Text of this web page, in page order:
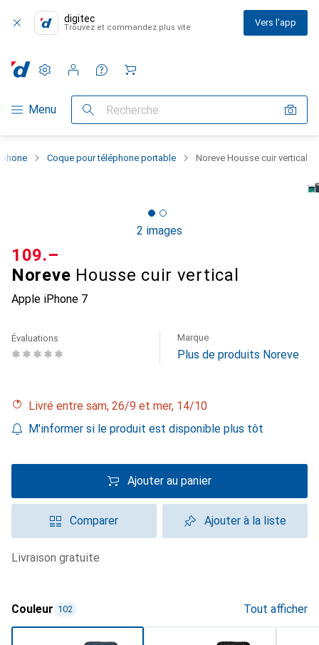
digitec
Trouvez et commandez plus vite Vers l'app
Navigation par catégorie
Menu Recherche
Paramètres
Compte client
Listes de comparaison
Listes d'envies
Panier
Coque pour téléphone portable Noreve Housse cuir vertical
2 images
Noreve Housse cuir vertical
Apple iPhone 7
CHF
109.–
Évaluations Marque
Plus de produits Noreve
Livré entre sam, 26/9 et mer, 14/10
M'informer si le produit est disponible plus tôt
Ajouter au panier
Comparer Ajouter à la liste
livraison gratuite
Couleur 102 Tout afficher